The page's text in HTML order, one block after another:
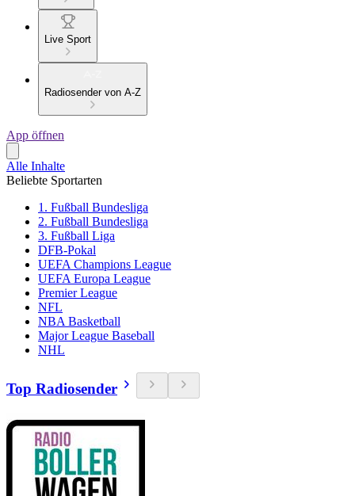
Live Sport
Radiosender von A-Z
App öffnen
Alle Inhalte
Beliebte Sportarten
1. Fußball Bundesliga
2. Fußball Bundesliga
3. Fußball Liga
DFB-Pokal
UEFA Champions League
UEFA Europa League
Premier League
NFL
NBA Basketball
Major League Baseball
NHL
Top Radiosender